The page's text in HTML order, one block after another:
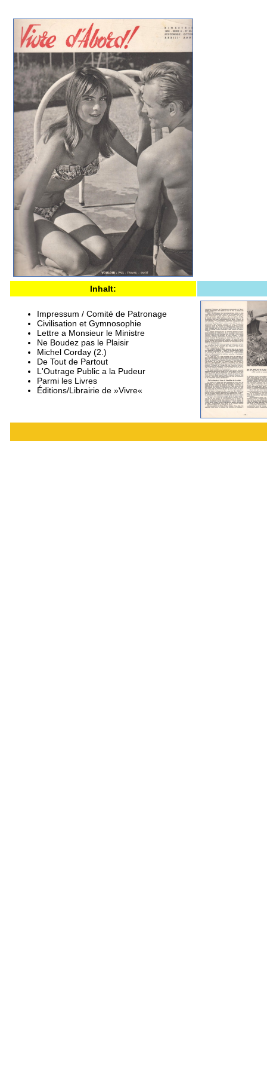
Inhalt:
Impressum / Comité de Patronage
Civilisation et Gymnosophie
Lettre a Monsieur le Ministre
Ne Boudez pas le Plaisir
Michel Corday (2.)
De Tout de Partout
L'Outrage Public a la Pudeur
Parmi les Livres
Éditions/Librairie de »Vivre«